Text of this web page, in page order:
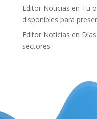
Editor Noticias en Tu
disponibles para
Editor Noticias en
sectores